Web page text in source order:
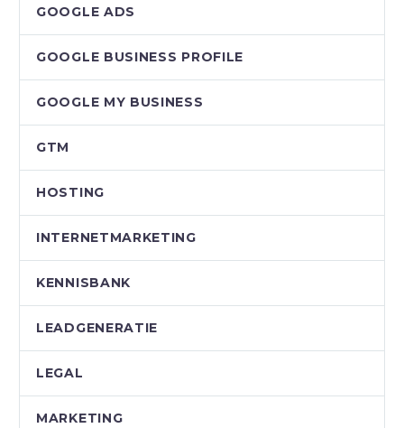
GOOGLE ADS
GOOGLE BUSINESS PROFILE
GOOGLE MY BUSINESS
GTM
HOSTING
INTERNETMARKETING
KENNISBANK
LEADGENERATIE
LEGAL
MARKETING